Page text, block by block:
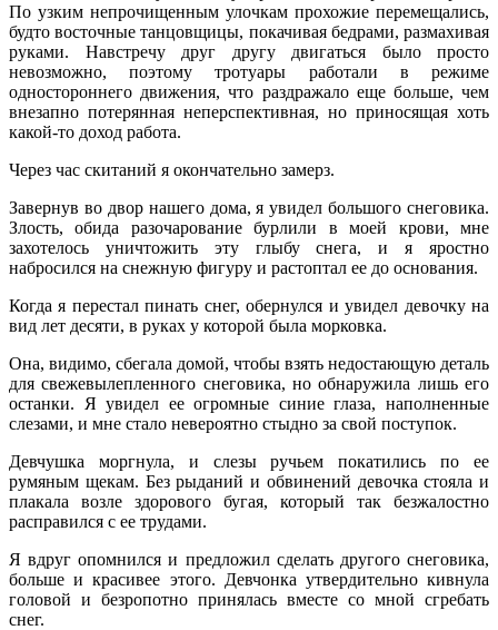
По узким непрочищенным улочкам прохожие перемещались,
будто восточные танцовщицы, покачивая бедрами, размахивая
руками. Навстречу друг другу двигаться было просто
невозможно, поэтому тротуары работали в режиме
одностороннего движения, что раздражало еще больше, чем
внезапно потерянная неперспективная, но приносящая хоть
какой-то доход работа.
Через час скитаний я окончательно замерз.
Завернув во двор нашего дома, я увидел большого снеговика.
Злость, обида разочарование бурлили в моей крови, мне
захотелось уничтожить эту глыбу снега, и я яростно
набросился на снежную фигуру и растоптал ее до основания.
Когда я перестал пинать снег, обернулся и увидел девочку на
вид лет десяти, в руках у которой была морковка.
Она, видимо, сбегала домой, чтобы взять недостающую деталь
для свежевылепленного снеговика, но обнаружила лишь его
останки. Я увидел ее огромные синие глаза, наполненные
слезами, и мне стало невероятно стыдно за свой поступок.
Девчушка моргнула, и слезы ручьем покатились по ее
румяным щекам. Без рыданий и обвинений девочка стояла и
плакала возле здорового бугая, который так безжалостно
расправился с ее трудами.
Я вдруг опомнился и предложил сделать другого снеговика,
больше и красивее этого. Девчонка утвердительно кивнула
головой и безропотно принялась вместе со мной сгребать
снег.